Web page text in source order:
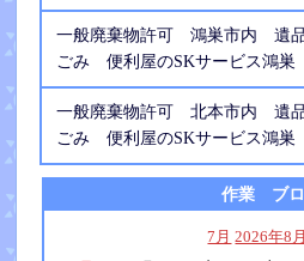
一般廃棄物許可 鴻巣市内 遺
ごみ 便利屋のSKサービス鴻巣
一般廃棄物許可 北本市内 遺
ごみ 便利屋のSKサービス鴻巣
作業 ブ
7月 2026年8月